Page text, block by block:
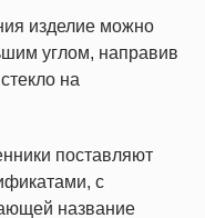
изделие можно
углом, направив
на
поставляют
с
название